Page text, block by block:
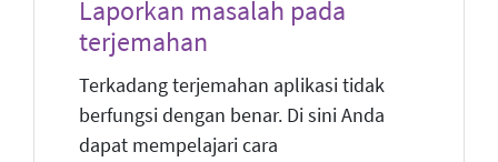
Laporkan masalah pada
terjemahan
Terkadang terjemahan aplikasi tidak
berfungsi dengan benar. Di sini Anda
dapat mempelajari cara